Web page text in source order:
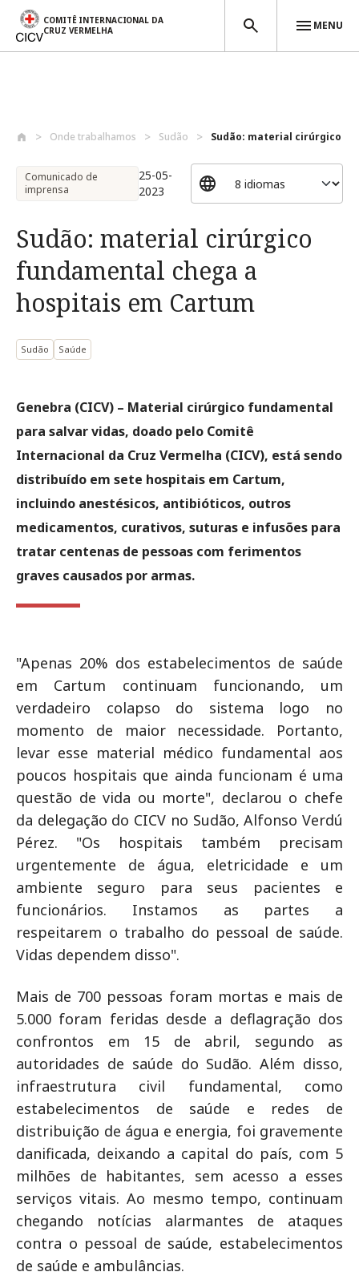
COMITÊ INTERNACIONAL DA
CRUZ VERMELHA
MENU
Onde trabalhamos Sudão Sudão: material cirúrgico
Comunicado de
imprensa
25-05-
2023
Sudão: material cirúrgico
fundamental chega a
hospitais em Cartum
Sudão Saúde
Genebra (CICV) – Material cirúrgico fundamental
para salvar vidas, doado pelo Comitê
Internacional da Cruz Vermelha (CICV), está sendo
distribuído em sete hospitais em Cartum,
incluindo anestésicos, antibióticos, outros
medicamentos, curativos, suturas e infusões para
tratar centenas de pessoas com ferimentos
graves causados por armas.
"Apenas 20% dos estabelecimentos de saúde
em Cartum continuam funcionando, um
verdadeiro colapso do sistema logo no
momento de maior necessidade. Portanto,
levar esse material médico fundamental aos
poucos hospitais que ainda funcionam é uma
questão de vida ou morte", declarou o chefe
da delegação do CICV no Sudão, Alfonso Verdú
Pérez. "Os hospitais também precisam
urgentemente de água, eletricidade e um
ambiente seguro para seus pacientes e
funcionários. Instamos as partes a
respeitarem o trabalho do pessoal de saúde.
Vidas dependem disso".
Mais de 700 pessoas foram mortas e mais de
5.000 foram feridas desde a deflagração dos
confrontos em 15 de abril, segundo as
autoridades de saúde do Sudão. Além disso,
infraestrutura civil fundamental, como
estabelecimentos de saúde e redes de
distribuição de água e energia, foi gravemente
danificada, deixando a capital do país, com 5
milhões de habitantes, sem acesso a esses
serviços vitais. Ao mesmo tempo, continuam
chegando notícias alarmantes de ataques
contra o pessoal de saúde, estabelecimentos
de saúde e ambulâncias.